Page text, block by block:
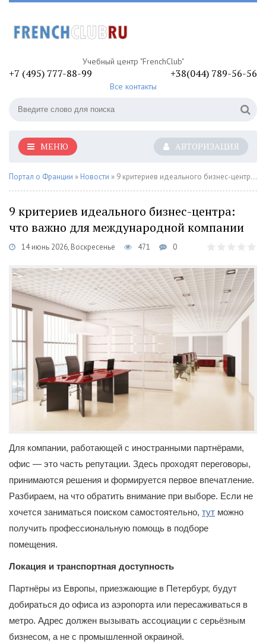
Учебный центр "FrenchClub"
+7 (495) 777-88-99 +38(044) 789-56-56
Все контакты
АВТОРИЗАЦИЯ
МЕНЮ
Портал о Франции » Новости » 9 критериев идеального бизнес-центра: что важно для международной компании
9 критериев идеального бизнес-центра:
что важно для международной компании
14 июнь 2026, Воскресенье 471 0
Для компании, работающей с иностранными партнёрами,
офис — это часть репутации. Здесь проходят переговоры,
принимаются решения и формируется первое впечатление.
Разбираем, на что обратить внимание при выборе. Если не
хочется заниматься поиском самостоятельно, тут можно
получить профессиональную помощь в подборе
помещения.
Локация и транспортная доступность
Партнёры из Европы, приезжающие в Петербург, будут
добираться до офиса из аэропорта или пересаживаться в
метро. Адрес должен вызывать ассоциации с серьёзным
бизнесом, а не с промышленной окраиной.